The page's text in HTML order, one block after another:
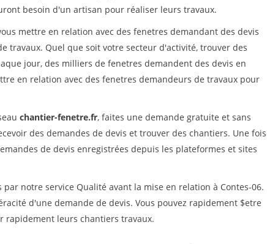
besoin d'un artisan pour réaliser leurs travaux.
mettre en relation avec des fenetres demandant des devis
travaux. Quel que soit votre secteur d'activité, trouver des
jour, des milliers de fenetres demandent des devis en
en relation avec des fenetres demandeurs de travaux pour
chantier-fenetre.fr, faites une demande gratuite et sans
des demandes de devis et trouver des chantiers. Une fois
de devis enregistrées depuis les plateformes et sites
notre service Qualité avant la mise en relation à Contes-06.
d'une demande de devis. Vous pouvez rapidement $etre
rapidement leurs chantiers travaux.